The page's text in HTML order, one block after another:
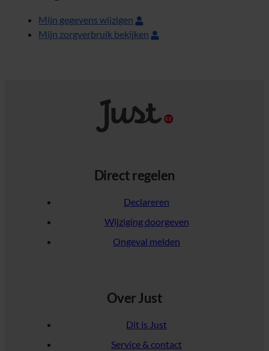
Mijn gegevens wijzigen
Mijn zorgverbruik bekijken
Direct regelen
Declareren
Wijziging doorgeven
Ongeval melden
Over Just
Dit is Just
Service & contact